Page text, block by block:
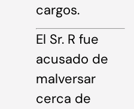
cargos.
El Sr. R fue
acusado de
malversar
cerca de